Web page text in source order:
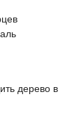
дерево в